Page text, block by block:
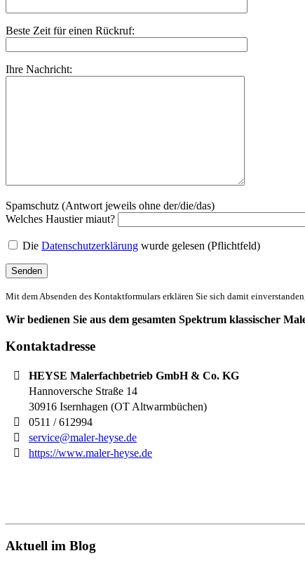
Beste Zeit für einen Rückruf:
Ihre Nachricht:
Spamschutz (Antwort jeweils ohne der/die/das)
Welches Haustier miaut?
Die Datenschutzerklärung wurde gelesen (Pflichtfeld)
Mit dem Absenden des Kontaktformulars erklären Sie sich damit
Wir bedienen Sie aus dem gesamten Spektrum klassischer
Kontaktadresse
HEYSE Malerfachbetrieb GmbH & Co. KG
Hannoversche Straße 14
30916 Isernhagen (OT Altwarmbüchen)
0511 / 612994
service@maler-heyse.de
https://www.maler-heyse.de
Aktuell im Blog